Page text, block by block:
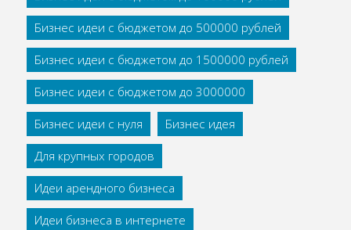
Бизнес идеи с бюджетом до 500000 рублей
Бизнес идеи с бюджетом до 1500000 рублей
Бизнес идеи с бюджетом до 3000000
Бизнес идеи с нуля
Бизнес идея
Для крупных городов
Идеи арендного бизнеса
Идеи бизнеса в интернете